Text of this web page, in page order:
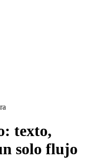
texto,
solo flujo